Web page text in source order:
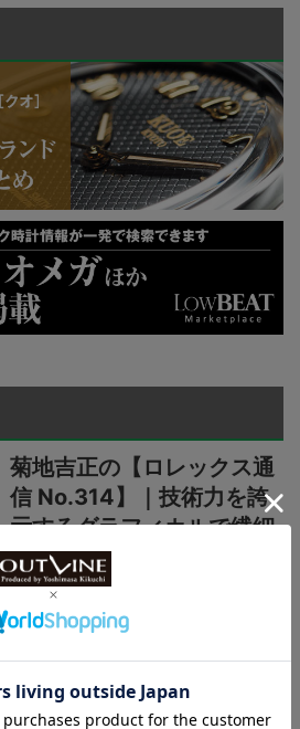
菊地吉正の【ロレックス通
信 No.314】｜技術力を誇
示するグラフィカルで繊細
なジュビリーダイアルモチ
ーフ
菊地吉正の【ロレックス通
信 No.313】｜生産終了の
発表からほぼ2カ月。実勢
価格はいまおいくら？